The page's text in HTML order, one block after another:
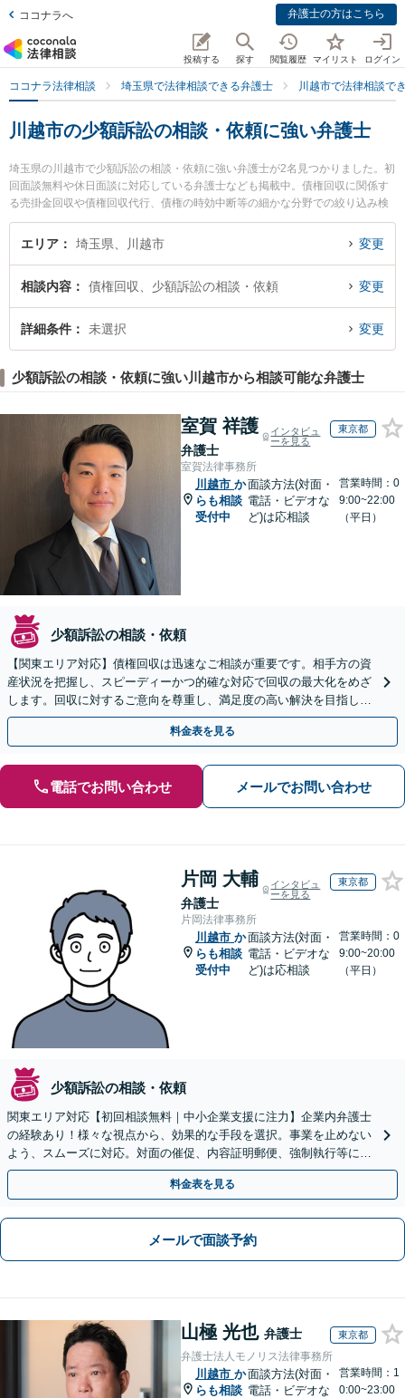
ココナラへ 弁護士の方はこちら
投稿する 探す 閲覧履歴 マイリスト ログイン
ココナラ法律相談 埼玉県で法律相談できる弁護士 川越市で法律相談で
川越市の少額訴訟の相談・依頼に強い弁護士
埼玉県の川越市で少額訴訟の相談・依頼に強い弁護士が2名見つかりました。初
回面談無料や休日面談に対応している弁護士なども掲載中。債権回収に関係す
る売掛金回収や債権回収代行、債権の時効中断等の細かな分野での絞り込み検
索もでき便利です。特に南古谷法律事務所の遠藤 浩紀弁護士や小手の森法律事
務所の手島 康了弁護士のプロフィール情報や弁護士費用、強みなどが注目され
績豊富な近くの弁護士を検索したい』『初回相談無料で少額訴訟の相談・依頼
を法律相談できる川越市内の弁護士に相談予約したい』などでお困りの相談者
さんにおすすめです。
エリア 埼玉県、川越市 変更
相談内容 債権回収、少額訴訟の相談・依頼 変更
詳細条件 未選択 変更
少額訴訟の相談・依頼に強い川越市から相談可能な弁護士
室賀 祥護
弁護士
インタビュ
ーを見る
東京都
室賀法律事務所
川越市 か
らも相談
受付中
面談方法(対面・
電話・ビデオな
ど)は応相談
営業時間：0
9:00~22:00
（平日）
少額訴訟の相談・依頼
【関東エリア対応】債権回収は迅速なご相談が重要です。相手方の資
産状況を把握し、スピーディーかつ的確な対応で回収の最大化をめざ
します。回収に対するご意向を尊重し、満足度の高い解決を目指しま
す【休日・夜間相談対応】
料金表を見る
電話でお問い合わせ メールでお問い合わせ
片岡 大輔
弁護士
インタビュ
ーを見る
東京都
片岡法律事務所
川越市 か
らも相談
受付中
面談方法(対面・
電話・ビデオな
ど)は応相談
営業時間：0
9:00~20:00
（平日）
少額訴訟の相談・依頼
関東エリア対応【初回相談無料｜中小企業支援に注力】企業内弁護士
の経験あり！様々な視点から、効果的な手段を選択。事業を止めない
よう、スムーズに対応。対面の催促、内容証明郵便、強制執行等に精
通。お困りの方はすぐにご相談を【オンライン面談◎】
料金表を見る
メールで面談予約
山極 光也 弁護士 東京都
弁護士法人モノリス法律事務所
川越市 か
らも相談
面談方法(対面・
電話・ビデオな
営業時間：1
0:00~23:00